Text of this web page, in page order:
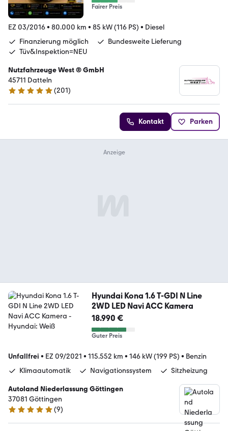
Fairer Preis
EZ 03/2016• 80.000 km • 85 kW (116 PS) • Diesel
Finanzierung möglich
Bundesweite Lieferung
Tüv&Inspektion=NEU
Nutzfahrzeuge West ® GmbH
45711 Datteln
4.9 Sterne
(201)
Kontakt Parken
Hyundai Kona 1.6 T-GDI N Line
2WD LED Navi ACC Kamera
18.990 €
Guter Preis
Unfallfrei • EZ 09/2021 • 115.552 km • 146 kW (199 PS) • Benzin
Klimaautomatik
Navigationssystem Sitzheizung
Autoland Niederlassung Göttingen
37081 Göttingen
5 Sterne
(9)